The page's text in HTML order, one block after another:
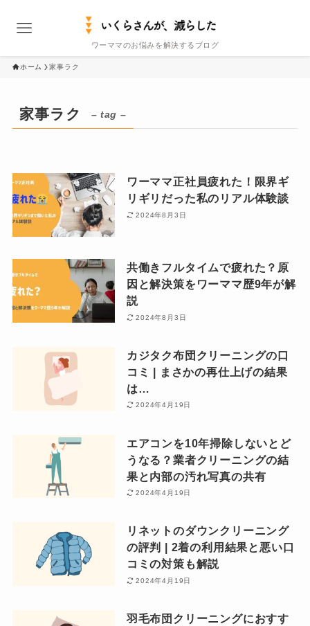
ワーママのお悩みを解決するブログ
ホーム 家事ラク
家事ラク – tag –
ワーママ正社員疲れた！限界ギ
リギリだった私のリアル体験談
2024年8月3日
共働きフルタイムで疲れた？原
因と解決策をワーママ歴9年が解
説
2024年8月3日
カジタク布団クリーニングの口
コミ | まさかの再仕上げの結果
は…
2024年4月19日
エアコンを10年掃除しないとど
うなる？業者クリーニングの結
果と内部の汚れ写真の共有
2024年4月19日
リネットのダウンクリーニング
の評判 | 2着の利用結果と悪い口
コミの対策も解説
2024年4月19日
羽毛布団クリーニングにおすす